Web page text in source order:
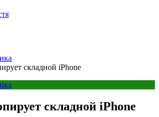
складной iPhone
складной iPhone